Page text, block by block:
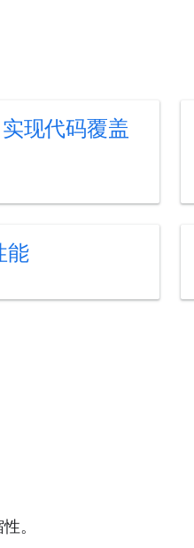
现代码覆盖
能
。